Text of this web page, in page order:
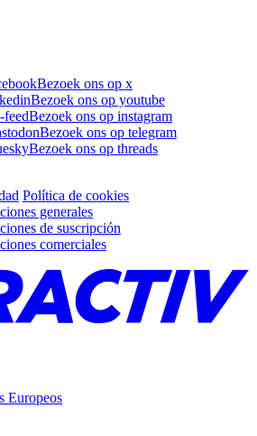
Bezoek ons op x
Bezoek ons op youtube
feedBezoek ons op instagram
Bezoek ons op telegram
Bezoek ons op threads
Política de cookies
generales
de suscripción
comerciales
Europeos